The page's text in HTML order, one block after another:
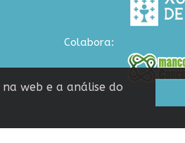
Colabora:
web e a análise do